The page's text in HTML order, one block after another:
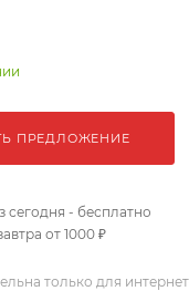
ПРЕДЛОЖЕНИЕ
сегодня - бесплатно
от 1000 ₽
только для